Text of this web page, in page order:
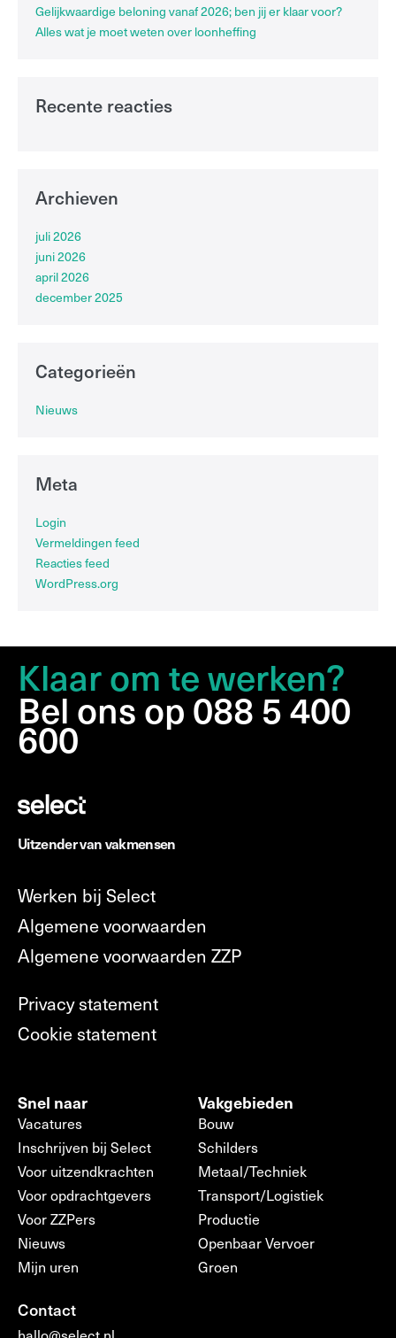
Gelijkwaardige beloning vanaf 2026; ben jij er klaar voor?
Alles wat je moet weten over loonheffing
Recente reacties
Archieven
juli 2026
juni 2026
april 2026
december 2025
Categorieën
Nieuws
Meta
Login
Vermeldingen feed
Reacties feed
WordPress.org
Klaar om te werken?
Bel ons op 088 5 400
600
Uitzender van vakmensen
Werken bij Select
Algemene voorwaarden
Algemene voorwaarden ZZP
Privacy statement
Cookie statement
Snel naar
Vacatures
Inschrijven bij Select
Voor uitzendkrachten
Voor opdrachtgevers
Voor ZZPers
Nieuws
Mijn uren
Vakgebieden
Bouw
Schilders
Metaal/Techniek
Transport/Logistiek
Productie
Openbaar Vervoer
Groen
Contact